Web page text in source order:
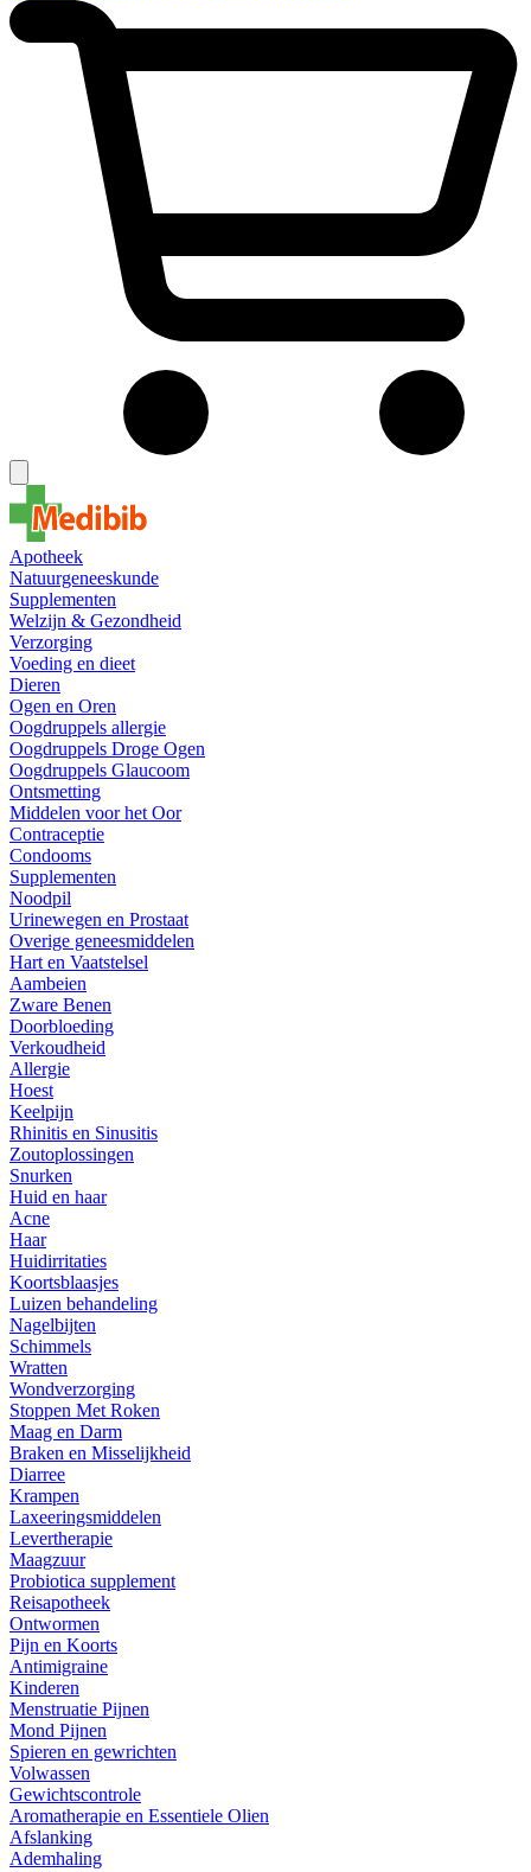
Apotheek
Natuurgeneeskunde
Supplementen
Welzijn & Gezondheid
Verzorging
Voeding en dieet
Dieren
Ogen en Oren
Oogdruppels allergie
Oogdruppels Droge Ogen
Oogdruppels Glaucoom
Ontsmetting
Middelen voor het Oor
Contraceptie
Condooms
Supplementen
Noodpil
Urinewegen en Prostaat
Overige geneesmiddelen
Hart en Vaatstelsel
Aambeien
Zware Benen
Doorbloeding
Verkoudheid
Allergie
Hoest
Keelpijn
Rhinitis en Sinusitis
Zoutoplossingen
Snurken
Huid en haar
Acne
Haar
Huidirritaties
Koortsblaasjes
Luizen behandeling
Nagelbijten
Schimmels
Wratten
Wondverzorging
Stoppen Met Roken
Maag en Darm
Braken en Misselijkheid
Diarree
Krampen
Laxeeringsmiddelen
Levertherapie
Maagzuur
Probiotica supplement
Reisapotheek
Ontwormen
Pijn en Koorts
Antimigraine
Kinderen
Menstruatie Pijnen
Mond Pijnen
Spieren en gewrichten
Volwassen
Gewichtscontrole
Aromatherapie en Essentiele Olien
Afslanking
Ademhaling